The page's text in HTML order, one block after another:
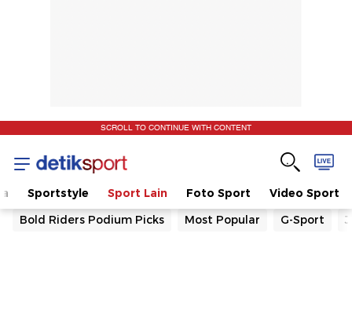
SCROLL TO CONTINUE WITH CONTENT
Sportstyle Sport Lain Foto Sport
Video Sport
Bold Riders Podium Picks
Most Popular G-Sport